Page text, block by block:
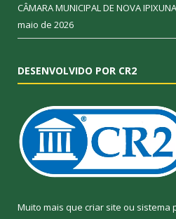
CÂMARA MUNICIPAL DE NOVA
maio de 2026
DESENVOLVIDO POR CR2
Muito mais que criar site ou sistema